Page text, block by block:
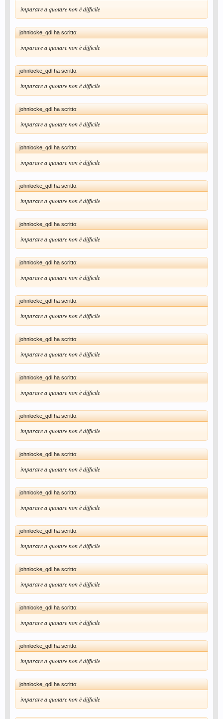
imparare a quotare non è difficile
johnlocke_qdl ha scritto:
imparare a quotare non è difficile
johnlocke_qdl ha scritto:
imparare a quotare non è difficile
johnlocke_qdl ha scritto:
imparare a quotare non è difficile
johnlocke_qdl ha scritto:
imparare a quotare non è difficile
johnlocke_qdl ha scritto:
imparare a quotare non è difficile
johnlocke_qdl ha scritto:
imparare a quotare non è difficile
johnlocke_qdl ha scritto:
imparare a quotare non è difficile
johnlocke_qdl ha scritto:
imparare a quotare non è difficile
johnlocke_qdl ha scritto:
imparare a quotare non è difficile
johnlocke_qdl ha scritto:
imparare a quotare non è difficile
johnlocke_qdl ha scritto:
imparare a quotare non è difficile
johnlocke_qdl ha scritto:
imparare a quotare non è difficile
johnlocke_qdl ha scritto:
imparare a quotare non è difficile
johnlocke_qdl ha scritto:
imparare a quotare non è difficile
johnlocke_qdl ha scritto:
imparare a quotare non è difficile
johnlocke_qdl ha scritto:
imparare a quotare non è difficile
johnlocke_qdl ha scritto:
imparare a quotare non è difficile
johnlocke_qdl ha scritto:
imparare a quotare non è difficile